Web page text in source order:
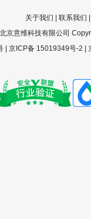
关于我们 联系我们
北京意维科技有限公司
| 京ICP备 15019349号-2